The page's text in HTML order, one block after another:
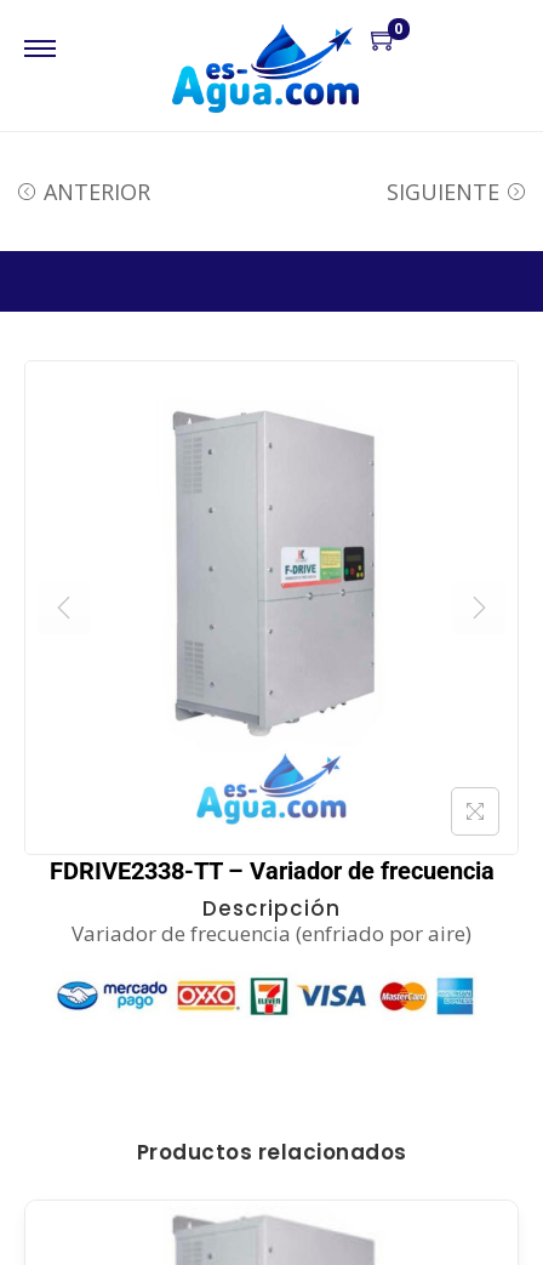
0
ANTERIOR SIGUIENTE
FDRIVE2338-TT – Variador de frecuencia
Descripción
Variador de frecuencia (enfriado por aire)
Productos relacionados